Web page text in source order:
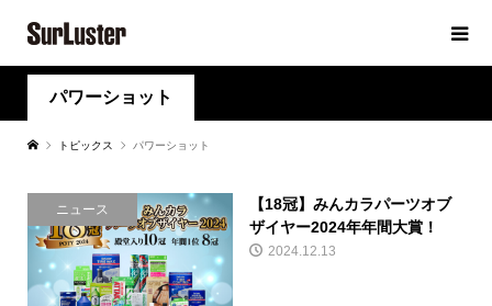
パワーショット
トピックス パワーショット
ニュース
【18冠】みんカラパーツオブ
ザイヤー2024年年間大賞！
2024.12.13